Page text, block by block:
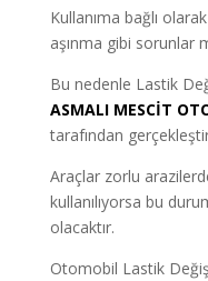
Kullanıma bağlı
aşınma gibi sorunlar
Bu nedenle Lastik
ASMALI MESCİT
tarafından
Araçlar zorlu
kullanılıyorsa bu
olacaktır.
Otomobil Lastik